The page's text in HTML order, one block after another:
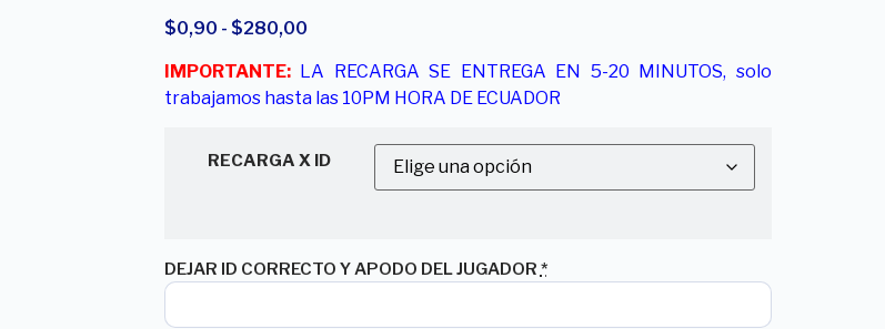
$0,90 - $280,00
IMPORTANTE: LA RECARGA SE ENTREGA EN 5-20 MINUTOS, solo
trabajamos hasta las 10PM HORA DE ECUADOR
RECARGA X ID
DEJAR ID CORRECTO Y APODO DEL JUGADOR *